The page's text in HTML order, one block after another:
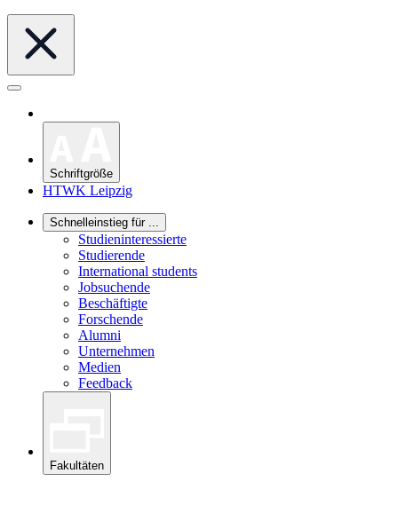
Schriftgröße
HTWK Leipzig
Schnelleinstieg für ...
Studieninteressierte
Studierende
International students
Jobsuchende
Beschäftigte
Forschende
Alumni
Unternehmen
Medien
Feedback
Fakultäten